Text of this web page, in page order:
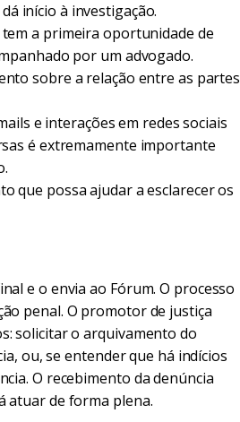
início à investigação.
a primeira oportunidade de
por um advogado.
sobre a relação entre as partes
e interações em redes sociais
é extremamente importante
que possa ajudar a esclarecer os
e o envia ao Fórum. O processo
penal. O promotor de justiça
solicitar o arquivamento do
ou, se entender que há indícios
O recebimento da denúncia
atuar de forma plena.